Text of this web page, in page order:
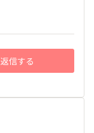
返信する